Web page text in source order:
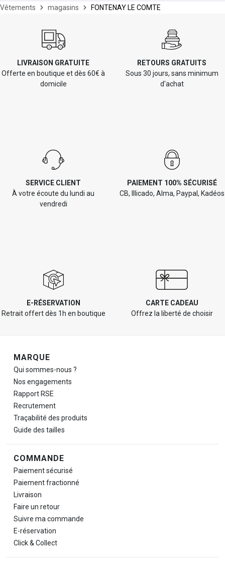
Vêtements magasins FONTENAY LE COMTE
LIVRAISON GRATUITE
Offerte en boutique et dès 60€ à
domicile
RETOURS GRATUITS
Sous 30 jours, sans minimum
d'achat
SERVICE CLIENT
À votre écoute du lundi au
vendredi
PAIEMENT 100% SÉCURISÉ
CB, Illicado, Alma, Paypal, Kadéos
E-RÉSERVATION
Retrait offert dès 1h en boutique
CARTE CADEAU
Offrez la liberté de choisir
Navigation de pied de page
MARQUE
Qui sommes-nous ?
Nos engagements
Rapport RSE
Recrutement
Traçabilité des produits
Guide des tailles
COMMANDE
Paiement sécurisé
Paiement fractionné
Livraison
Faire un retour
Suivre ma commande
E-réservation
Click & Collect